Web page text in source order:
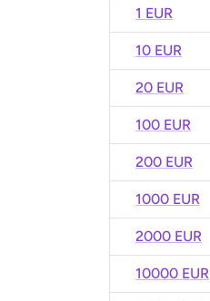
1 EUR
10 EUR
20 EUR
100 EUR
200 EUR
1000 EUR
2000 EUR
10000 EUR